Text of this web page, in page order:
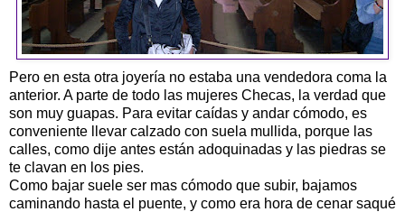
Pero en esta otra joyería no estaba una vendedora coma la
anterior. A parte de todo las mujeres Checas, la verdad que
son muy guapas. Para evitar caídas y andar cómodo, es
conveniente llevar calzado con suela mullida, porque las
calles, como dije antes están adoquinadas y las piedras se
te clavan en los pies.
Como bajar suele ser mas cómodo que subir, bajamos
caminando hasta el puente, y como era hora de cenar saqué